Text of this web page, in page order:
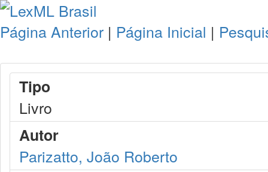
Página Anterior | Página Inicial |
Tipo
Livro
Autor
Parizatto, João Roberto